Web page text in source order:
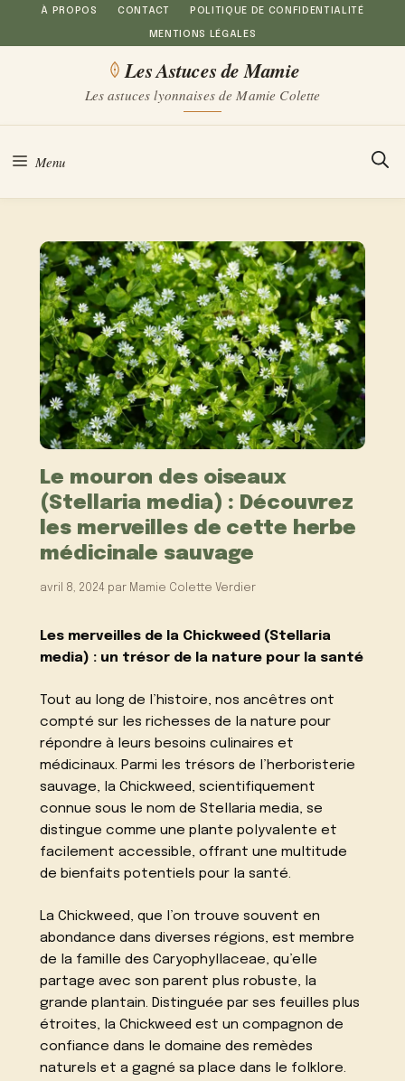
Aller
au
À PROPOS CONTACT POLITIQUE DE CONFIDENTIALITÉ
MENTIONS LÉGALES
Les Astuces de Mamie
Les astuces lyonnaises de Mamie Colette
Menu
Le mouron des oiseaux
(Stellaria media) : Découvrez
les merveilles de cette herbe
médicinale sauvage
avril 8, 2024 par Mamie Colette Verdier
Les merveilles de la Chickweed (Stellaria
media) : un trésor de la nature pour la santé
Tout au long de l’histoire, nos ancêtres ont
compté sur les richesses de la nature pour
répondre à leurs besoins culinaires et
médicinaux. Parmi les trésors de l’herboristerie
sauvage, la Chickweed, scientifiquement
connue sous le nom de Stellaria media, se
distingue comme une plante polyvalente et
facilement accessible, offrant une multitude
de bienfaits potentiels pour la santé.
La Chickweed, que l’on trouve souvent en
abondance dans diverses régions, est membre
de la famille des Caryophyllaceae, qu’elle
partage avec son parent plus robuste, la
grande plantain. Distinguée par ses feuilles plus
étroites, la Chickweed est un compagnon de
confiance dans le domaine des remèdes
naturels et a gagné sa place dans le folklore.